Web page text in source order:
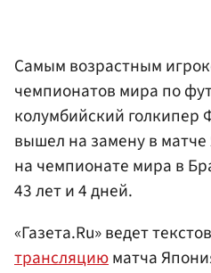
Самым возрастным
чемпионатов мира по
колумбийский голкипер
вышел на замену в
на чемпионате мира в
43 лет и 4 дней.
«Газета.Ru» ведет
трансляциюматча